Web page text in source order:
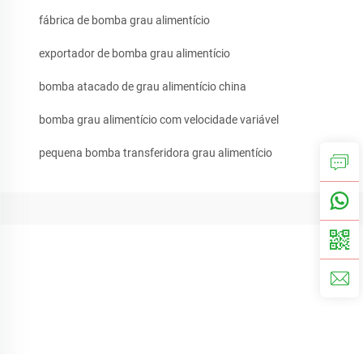
fábrica de bomba grau alimentício
exportador de bomba grau alimentício
bomba atacado de grau alimentício china
bomba grau alimentício com velocidade variável
pequena bomba transferidora grau alimentício